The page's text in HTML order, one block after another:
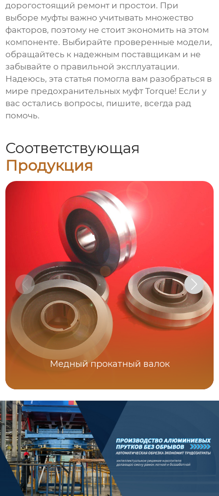
дорогостоящий ремонт и простои. При
выборе муфты важно учитывать множество
факторов, поэтому не стоит экономить на этом
компоненте. Выбирайте проверенные модели,
обращайтесь к надежным поставщикам и не
забывайте о правильной эксплуатации.
Надеюсь, эта статья помогла вам разобраться в
мире предохранительных муфт Torque! Если у
вас остались вопросы, пишите, всегда рад
помочь.
Соответствующая
Продукция
Медный прокатный валок